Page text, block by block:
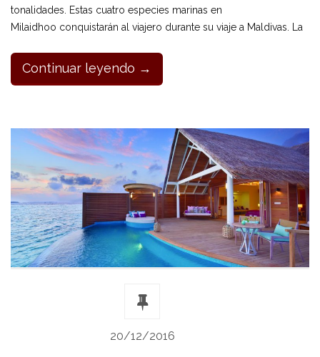
tonalidades. Estas cuatro especies marinas en
Milaidhoo conquistarán al viajero durante su viaje a Maldivas. La
Continuar leyendo →
20/12/2016